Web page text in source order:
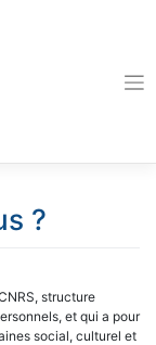
?
structure
et qui a pour
social, culturel et